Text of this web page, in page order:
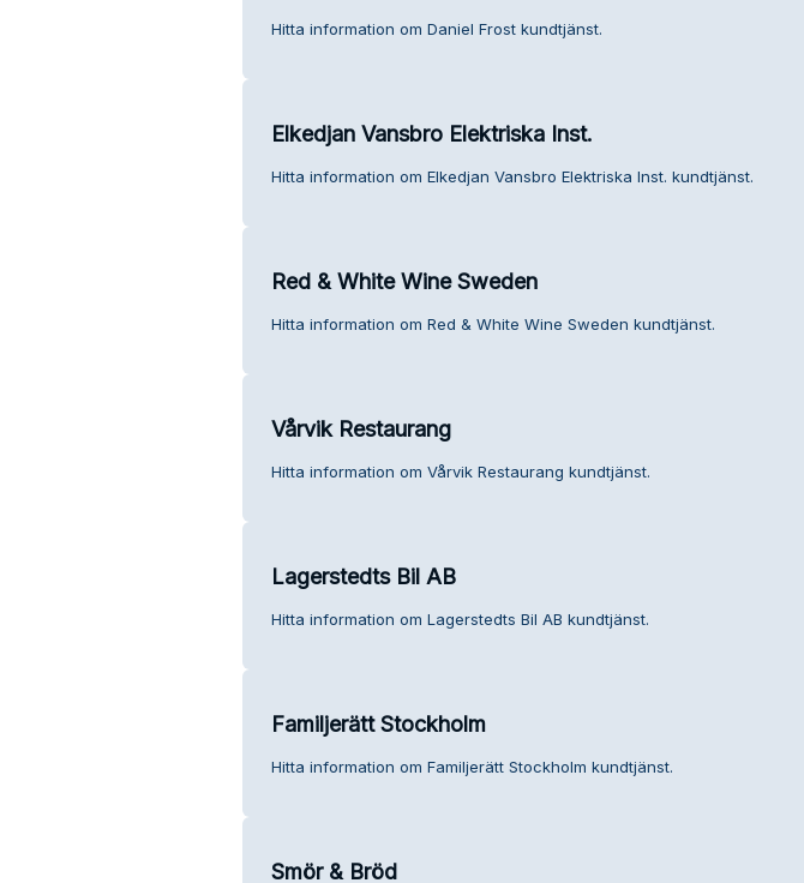
Hitta information om Daniel Frost kundtjänst.
Elkedjan Vansbro Elektriska Inst.
Hitta information om Elkedjan Vansbro Elektriska Inst. kundtjänst.
Red & White Wine Sweden
Hitta information om Red & White Wine Sweden kundtjänst.
Vårvik Restaurang
Hitta information om Vårvik Restaurang kundtjänst.
Lagerstedts Bil AB
Hitta information om Lagerstedts Bil AB kundtjänst.
Familjerätt Stockholm
Hitta information om Familjerätt Stockholm kundtjänst.
Smör & Bröd